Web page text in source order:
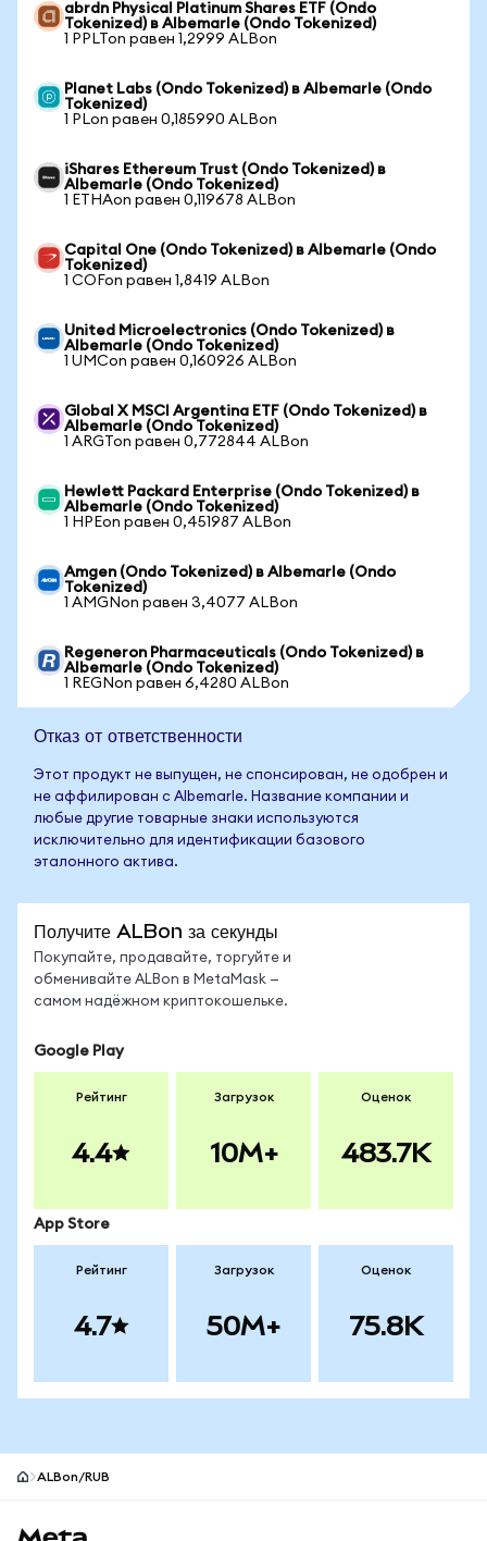
abrdn Physical Platinum Shares ETF (Ondo
Tokenized) в Albemarle (Ondo Tokenized)
1 PPLTon равен 1,2999 ALBon
Planet Labs (Ondo Tokenized) в Albemarle (Ondo
Tokenized)
1 PLon равен 0,185990 ALBon
iShares Ethereum Trust (Ondo Tokenized) в
Albemarle (Ondo Tokenized)
1 ETHAon равен 0,119678 ALBon
Capital One (Ondo Tokenized) в Albemarle (Ondo
Tokenized)
1 COFon равен 1,8419 ALBon
United Microelectronics (Ondo Tokenized) в
Albemarle (Ondo Tokenized)
1 UMCon равен 0,160926 ALBon
Global X MSCI Argentina ETF (Ondo Tokenized) в
Albemarle (Ondo Tokenized)
1 ARGTon равен 0,772844 ALBon
Hewlett Packard Enterprise (Ondo Tokenized) в
Albemarle (Ondo Tokenized)
1 HPEon равен 0,451987 ALBon
Amgen (Ondo Tokenized) в Albemarle (Ondo
Tokenized)
1 AMGNon равен 3,4077 ALBon
Regeneron Pharmaceuticals (Ondo Tokenized) в
Albemarle (Ondo Tokenized)
1 REGNon равен 6,4280 ALBon
Отказ от ответственности
Этот продукт не выпущен, не спонсирован, не одобрен и
не аффилирован с Albemarle. Название компании и
любые другие товарные знаки используются
исключительно для идентификации базового
эталонного актива.
Получите ALBon за секунды
Покупайте, продавайте, торгуйте и
обменивайте ALBon в MetaMask —
самом надёжном криптокошельке.
Google Play
Рейтинг
4.4
Загрузок
10M+
Оценок
483.7K
App Store
Рейтинг
4.7
Загрузок
50M+
Оценок
75.8K
ALBon/RUB